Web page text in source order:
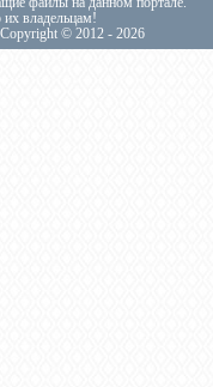
их владельцам!
Copyright © 2012 - 2026